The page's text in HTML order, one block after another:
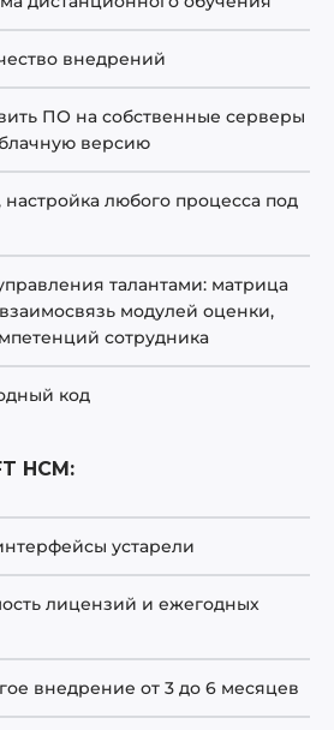
внедрений
ПО на собственные серверы
версию
настройка любого процесса под
талантами: матрица
модулей оценки,
сотрудника
код
HCM:
устарели
лицензий и ежегодных
внедрение от 3 до 6 месяцев